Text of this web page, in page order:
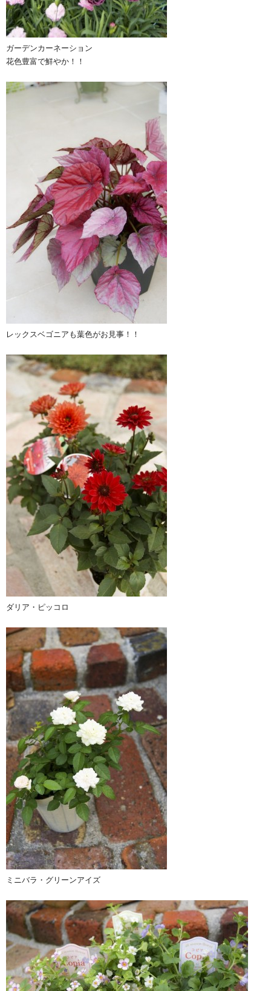
ガーデンカーネーション
花色豊富で鮮やか！！
レックスベゴニアも葉色がお見事！！
ダリア・ピッコロ
ミニバラ・グリーンアイズ